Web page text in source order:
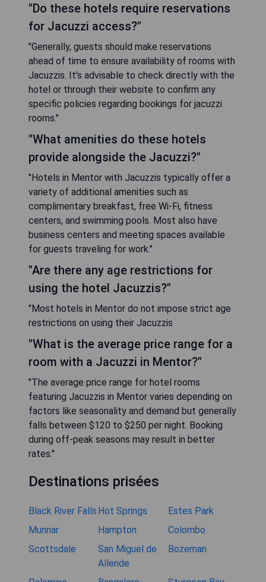
"Do these hotels require reservations
for Jacuzzi access?"
"Generally, guests should make reservations
ahead of time to ensure availability of rooms with
Jacuzzis. It's advisable to check directly with the
hotel or through their website to confirm any
specific policies regarding bookings for jacuzzi
rooms."
"What amenities do these hotels
provide alongside the Jacuzzi?"
"Hotels in Mentor with Jacuzzis typically offer a
variety of additional amenities such as
complimentary breakfast, free Wi-Fi, fitness
centers, and swimming pools. Most also have
business centers and meeting spaces available
for guests traveling for work."
"Are there any age restrictions for
using the hotel Jacuzzis?"
"Most hotels in Mentor do not impose strict age
restrictions on using their Jacuzzis
"What is the average price range for a
room with a Jacuzzi in Mentor?"
"The average price range for hotel rooms
featuring Jacuzzis in Mentor varies depending on
factors like seasonality and demand but generally
falls between $120 to $250 per night. Booking
during off-peak seasons may result in better
rates."
Destinations prisées
Black River Falls Hot Springs
Estes Park
Munnar
Hampton
Colombo
Scottsdale
San Miguel de
Allende
Bozeman